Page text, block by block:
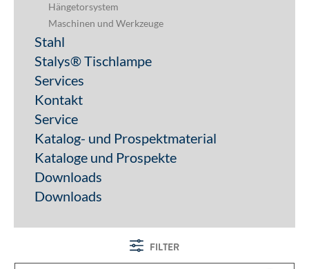
Hängetorsystem
Maschinen und Werkzeuge
Stahl
Stalys® Tischlampe
Services
Kontakt
Service
Katalog- und Prospektmaterial
Kataloge und Prospekte
Downloads
Downloads
FILTER